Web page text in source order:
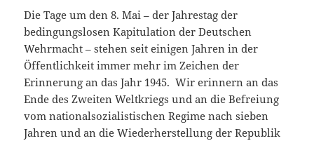
Die Tage um den 8. Mai – der Jahrestag der
bedingungslosen Kapitulation der Deutschen
Wehrmacht – stehen seit einigen Jahren in der
Öffentlichkeit immer mehr im Zeichen der
Erinnerung an das Jahr 1945. Wir erinnern an das
Ende des Zweiten Weltkriegs und an die Befreiung
vom nationalsozialistischen Regime nach sieben
Jahren und an die Wiederherstellung der Republik